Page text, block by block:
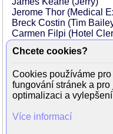
Jerome Thor (Medical
Breck Costin (Tim
Carmen Filpi (Hotel
Jeane Manson (Margo)
Neal Fleming (Young
John Garwood (Millikan)
Shay Duffin (Nestor)
Cynthia Ream (Hooker)
Chcete cookies?
Cookies používáme
fungování stránek a pro
optimalizaci a
Více informací